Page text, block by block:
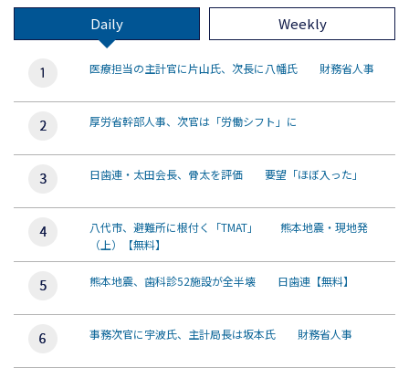
Daily Weekly
医療担当の主計官に片山氏、次長に八幡氏 財務省人事
厚労省幹部人事、次官は「労働シフト」に
日歯連・太田会長、骨太を評価 要望「ほぼ入った」
八代市、避難所に根付く「TMAT」 熊本地震・現地発
（上）【無料】
熊本地震、歯科診52施設が全半壊 日歯連【無料】
事務次官に宇波氏、主計局長は坂本氏 財務省人事